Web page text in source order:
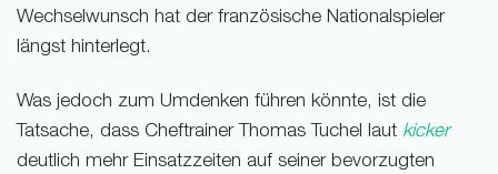
Wechselwunsch hat der französische Nationalspieler
längst hinterlegt.
Was jedoch zum Umdenken führen könnte, ist die
Tatsache, dass Cheftrainer Thomas Tuchel laut kicker
deutlich mehr Einsatzzeiten auf seiner bevorzugten